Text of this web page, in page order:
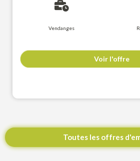
Vendanges
Voir l'offre
Toutes les offres